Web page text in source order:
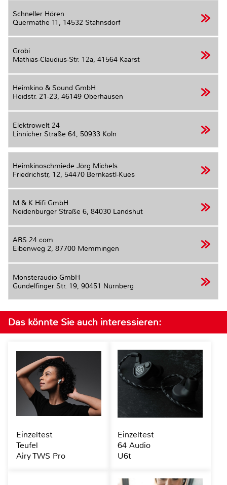
Schneller Hören
Quermathe 11, 14532 Stahnsdorf
Grobi
Mathias-Claudius-Str. 12a, 41564 Kaarst
Heimkino & Sound GmbH
Heidstr. 21-23, 46149 Oberhausen
Elektrowelt 24
Linnicher Straße 64, 50933 Köln
Heimkinoschmiede Jörg Michels
Friedrichstr, 12, 54470 Bernkastl-Kues
M & K Hifi GmbH
Neidenburger Straße 6, 84030 Landshut
ARS 24.com
Eibenweg 2, 87700 Memmingen
Monsteraudio GmbH
Gundelfinger Str. 19, 90451 Nürnberg
Das könnte Sie auch interessieren:
Einzeltest
Teufel
Airy TWS Pro
Einzeltest
64 Audio
U6t